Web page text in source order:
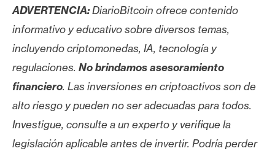
ADVERTENCIA:DiarioBitcoin ofrece contenido
informativo y educativo sobre diversos temas,
incluyendo criptomonedas, IA, tecnología y
regulaciones. No brindamos asesoramiento
financiero. Las inversiones en criptoactivos son de
alto riesgo y pueden no ser adecuadas para todos.
Investigue, consulte a un experto y verifique la
legislación aplicable antes de invertir. Podría perder